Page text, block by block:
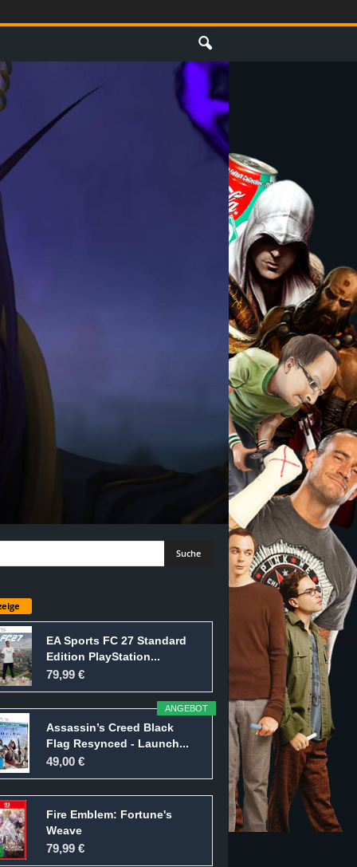
EA Sports FC 27 Standard
Edition PlayStation...
79,99 €
ANGEBOT
Assassin’s Creed Black
Flag Resynced - Launch...
49,00 €
Fire Emblem: Fortune's
Weave
79,99 €